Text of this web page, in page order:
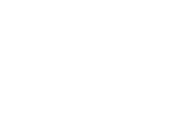
bakgrund.
“No Nationality” och
Konceptet kallar